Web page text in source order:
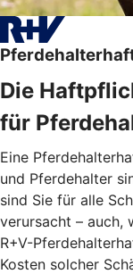
Die
für
Eine
und Pferdehalter
sind Sie für alle
verursacht – auch,
R+V-
Kosten solcher